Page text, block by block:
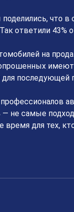
что
ответили 43%
на
имеют
для последующей
— не самые
время для тех,